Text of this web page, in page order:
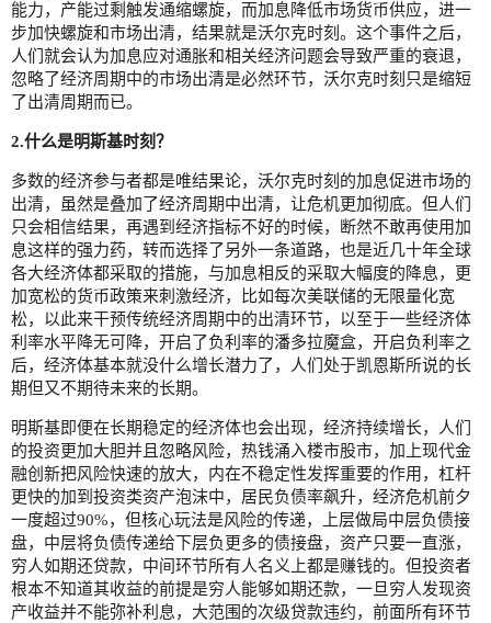
能力，产能过剩触发通缩螺旋，而加息降低市场货币供应，进一
步加快螺旋和市场出清，结果就是沃尔克时刻。这个事件之后，
人们就会认为加息应对通胀和相关经济问题会导致严重的衰退，
忽略了经济周期中的市场出清是必然环节，沃尔克时刻只是缩短
了出清周期而已。
2.什么是明斯基时刻？
多数的经济参与者都是唯结果论，沃尔克时刻的加息促进市场的
出清，虽然是叠加了经济周期中出清，让危机更加彻底。但人们
只会相信结果，再遇到经济指标不好的时候，断然不敢再使用加
息这样的强力药，转而选择了另外一条道路，也是近几十年全球
各大经济体都采取的措施，与加息相反的采取大幅度的降息，更
加宽松的货币政策来刺激经济，比如每次美联储的无限量化宽
松，以此来干预传统经济周期中的出清环节，以至于一些经济体
利率水平降无可降，开启了负利率的潘多拉魔盒，开启负利率之
后，经济体基本就没什么增长潜力了，人们处于凯恩斯所说的长
期但又不期待未来的长期。
明斯基即便在长期稳定的经济体也会出现，经济持续增长，人们
的投资更加大胆并且忽略风险，热钱涌入楼市股市，加上现代金
融创新把风险快速的放大，内在不稳定性发挥重要的作用，杠杆
更快的加到投资类资产泡沫中，居民负债率飙升，经济危机前夕
一度超过90%，但核心玩法是风险的传递，上层做局中层负债接
盘，中层将负债传递给下层负更多的债接盘，资产只要一直涨，
穷人如期还贷款，中间环节所有人名义上都是赚钱的。但投资者
根本不知道其收益的前提是穷人能够如期还款，一旦穷人发现资
产收益并不能弥补利息，大范围的次级贷款违约，前面所有环节